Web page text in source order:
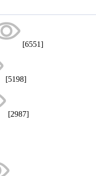
[6551]
[5198]
[2987]